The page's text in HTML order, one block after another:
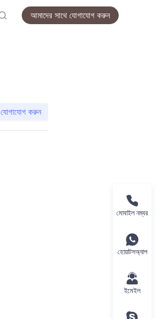
আমাদের সাথে যোগাযোগ করুন
যোগাযোগ করুন
মোবাইল নম্বর
হোয়াটসঅ্যাপ
ইমেইল